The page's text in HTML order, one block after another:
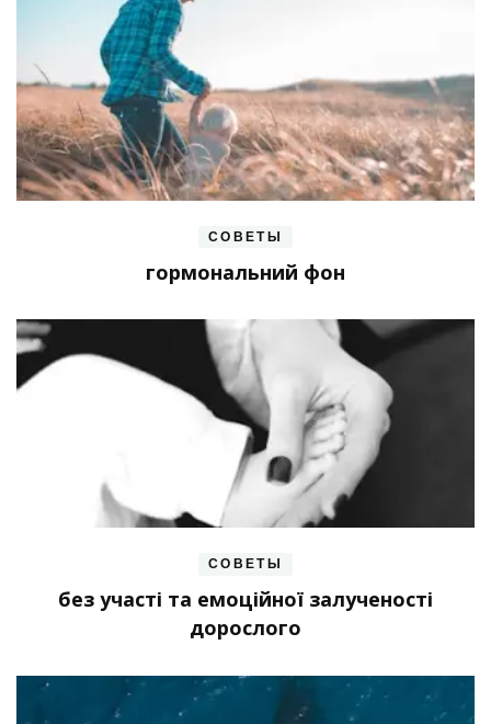
СОВЕТЫ
гормональний фон
СОВЕТЫ
без участі та емоційної залученості
дорослого